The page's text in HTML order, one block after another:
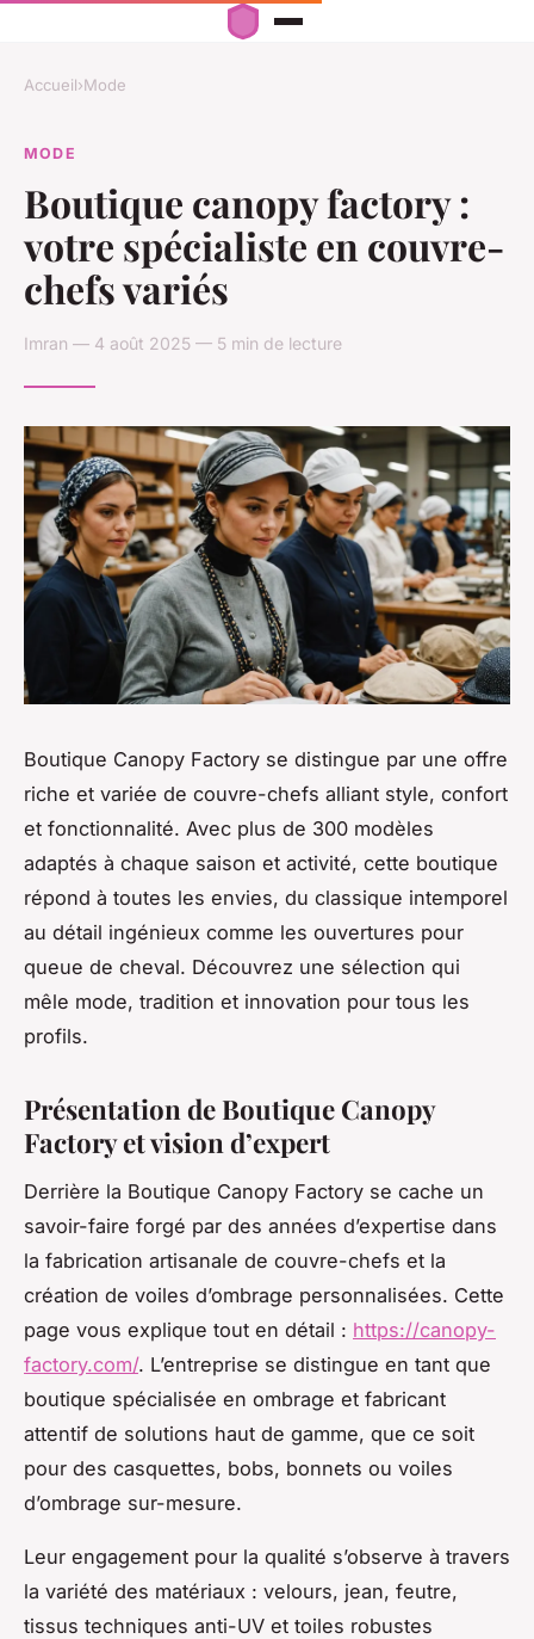
Accueil›Mode
MODE
Boutique canopy factory :
votre spécialiste en couvre-
chefs variés
Imran — 4 août 2025 — 5 min de lecture
Boutique Canopy Factory se distingue par une offre
riche et variée de couvre-chefs alliant style, confort
et fonctionnalité. Avec plus de 300 modèles
adaptés à chaque saison et activité, cette boutique
répond à toutes les envies, du classique intemporel
au détail ingénieux comme les ouvertures pour
queue de cheval. Découvrez une sélection qui
mêle mode, tradition et innovation pour tous les
profils.
Présentation de Boutique Canopy
Factory et vision d’expert
Derrière la Boutique Canopy Factory se cache un
savoir-faire forgé par des années d’expertise dans
la fabrication artisanale de couvre-chefs et la
création de voiles d’ombrage personnalisées. Cette
page vous explique tout en détail : https://canopy-
factory.com/. L’entreprise se distingue en tant que
boutique spécialisée en ombrage et fabricant
attentif de solutions haut de gamme, que ce soit
pour des casquettes, bobs, bonnets ou voiles
d’ombrage sur-mesure.
Leur engagement pour la qualité s’observe à travers
la variété des matériaux : velours, jean, feutre,
tissus techniques anti-UV et toiles robustes